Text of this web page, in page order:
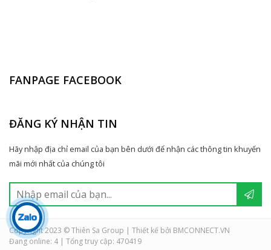
FANPAGE FACEBOOK
ĐĂNG KÝ NHẬN TIN
Hãy nhập địa chỉ email của bạn bên dưới để nhận các thông tin khuyến
mãi mới nhất của chúng tôi
Copyright 2023 © Thiên Sa Group | Thiết kế bởi BMCONNECT.VN
Đang online: 4 | Tổng truy cập: 470419